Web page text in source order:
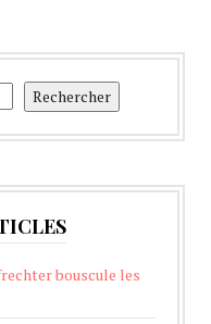
Rechercher
Rechercher
bouscule les